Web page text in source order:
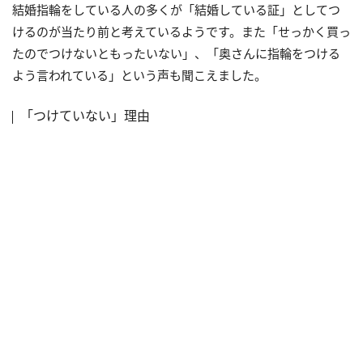
結婚指輪をしている人の多くが「結婚している証」としてつ
けるのが当たり前と考えているようです。また「せっかく買っ
たのでつけないともったいない」、「奥さんに指輪をつける
よう言われている」という声も聞こえました。
「つけていない」理由